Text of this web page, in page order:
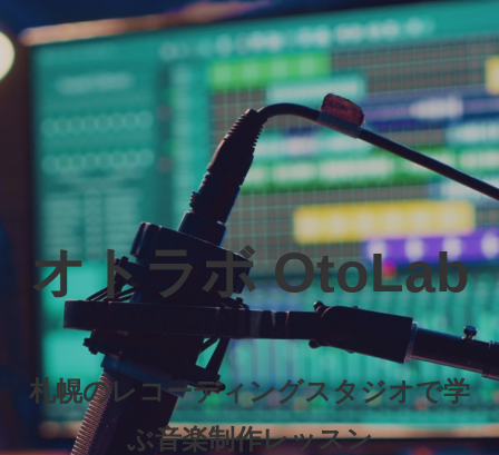
オトラボ OtoLab
札幌のレコーディングスタジオで学
ぶ音楽制作レッスン